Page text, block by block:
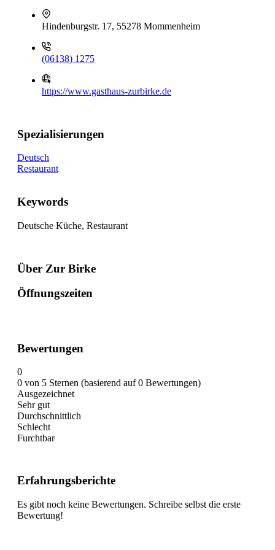
Hindenburgstr. 17, 55278 Mommenheim
(06138) 1275
https://www.gasthaus-zurbirke.de
Spezialisierungen
Deutsch
Restaurant
Keywords
Deutsche Küche, Restaurant
Über Zur Birke
Öffnungszeiten
Bewertungen
0
0 von 5 Sternen (basierend auf 0 Bewertungen)
Ausgezeichnet
Sehr gut
Durchschnittlich
Schlecht
Furchtbar
Erfahrungsberichte
Es gibt noch keine Bewertungen. Schreibe selbst die erste
Bewertung!